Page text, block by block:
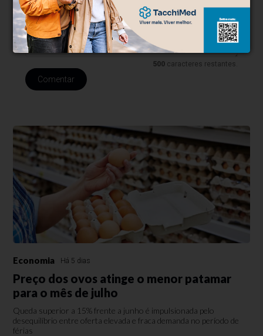
500 caracteres restantes.
Comentar
Economia Há 5 dias
Preço dos ovos atinge o menor patamar
para o mês de julho
Queda superior a 15% frente a junho é impulsionada pelo
desequilíbrio entre oferta elevada e fraca demanda no período de
férias